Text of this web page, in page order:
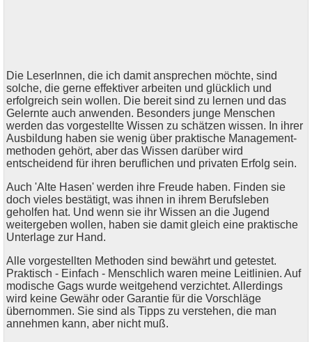
Die LeserInnen, die ich damit ansprechen möchte, sind
solche, die gerne effektiver arbeiten und glücklich und
erfolgreich sein wollen. Die bereit sind zu lernen und das
Gelernte auch anwenden. Besonders junge Menschen
werden das vorgestellte Wissen zu schätzen wissen. In ihrer
Ausbildung haben sie wenig über praktische Management-
methoden gehört, aber das Wissen darüber wird
entscheidend für ihren beruflichen und privaten Erfolg sein.
Auch 'Alte Hasen' werden ihre Freude haben. Finden sie
doch vieles bestätigt, was ihnen in ihrem Berufsleben
geholfen hat. Und wenn sie ihr Wissen an die Jugend
weitergeben wollen, haben sie damit gleich eine praktische
Unterlage zur Hand.
Alle vorgestellten Methoden sind bewährt und getestet.
Praktisch - Einfach - Menschlich waren meine Leitlinien. Auf
modische Gags wurde weitgehend verzichtet. Allerdings
wird keine Gewähr oder Garantie für die Vorschläge
übernommen. Sie sind als Tipps zu verstehen, die man
annehmen kann, aber nicht muß.